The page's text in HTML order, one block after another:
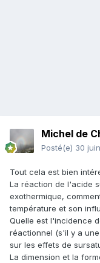
Michel de
Posté(e) 30
Tout cela est bien
La réaction de l'acide
exothermique,
température et son
Quelle est l'incidence
réactionnel (s'il y a
sur les effets de
La dimension et la